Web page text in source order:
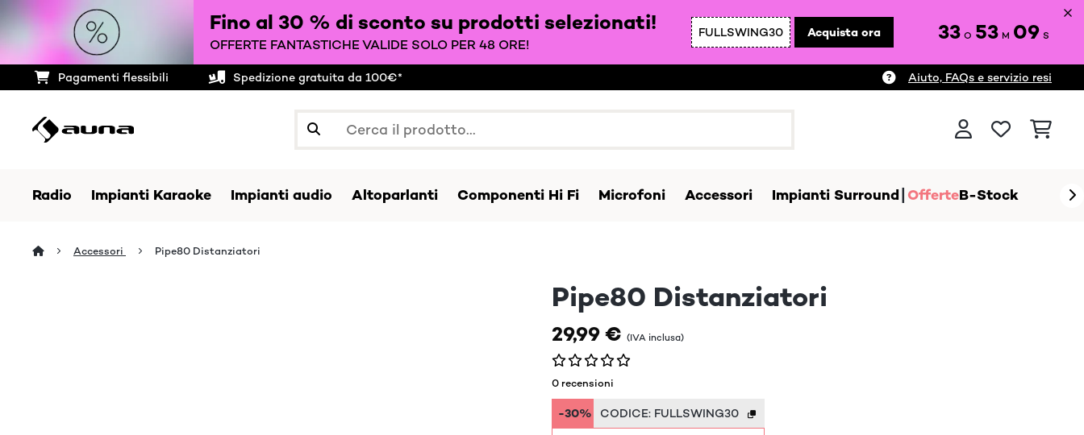
Fino al 30 % di sconto su prodotti selezionati!
OFFERTE FANTASTICHE VALIDE SOLO PER 48 ORE!
FULLSWING30 Acquista ora 33 O 53 M 08 S
Pagamenti flessibili Spedizione gratuita da 100€* Aiuto, FAQs e servizio resi
Radio Impianti Karaoke Impianti audio Altoparlanti Componenti Hi Fi Microfoni Accessori Impianti Surround OfferteB-Stock
Accessori Pipe80 Distanziatori
Pipe80 Distanziatori
29,99 € (IVA inclusa)
0 recensioni
-30% CODICE: FULLSWING30